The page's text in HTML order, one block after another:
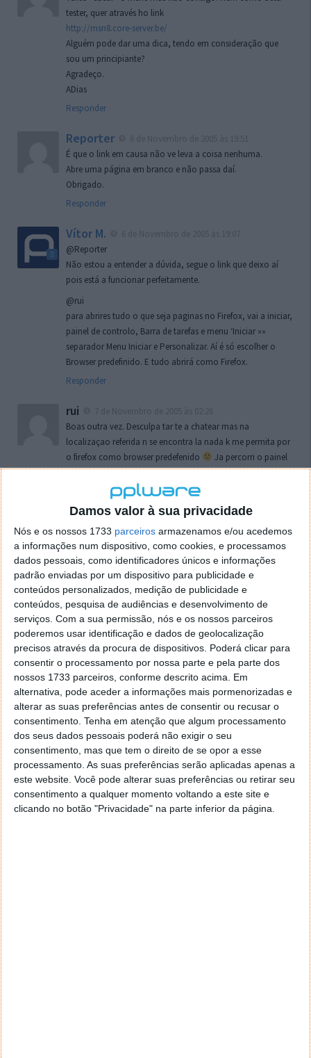
Damos valor à sua privacidade
Nós e os nossos 1733 parceiros armazenamos e/ou acedemos
a informações num dispositivo, como cookies, e processamos
dados pessoais, como identificadores únicos e informações
padrão enviadas por um dispositivo para publicidade e
conteúdos personalizados, medição de publicidade e
conteúdos, pesquisa de audiências e desenvolvimento de
serviços. Com a sua permissão, nós e os nossos parceiros
poderemos usar identificação e dados de geolocalização
precisos através da procura de dispositivos. Poderá clicar para
consentir o processamento por nossa parte e pela parte dos
nossos 1733 parceiros, conforme descrito acima. Em
alternativa, pode aceder a informações mais pormenorizadas e
alterar as suas preferências antes de consentir ou recusar o
consentimento. Tenha em atenção que algum processamento
dos seus dados pessoais poderá não exigir o seu
consentimento, mas que tem o direito de se opor a esse
processamento. As suas preferências serão aplicadas apenas a
este website. Você pode alterar suas preferências ou retirar seu
consentimento a qualquer momento voltando a este site e
clicando no botão "Privacidade" na parte inferior da página.
tester, quer através ho link
http://msn8.core-server.be/
Alguém pode dar uma dica, tendo em consideração que
sou um principiante?
Agradeço.
ADias
Responder
Reporter
É que o link em causa não ve leva a coisa nenhuma.
Abre uma página em branco e não passa daí.
Obrigado.
Responder
Vítor M.
@Reporter
Não estou a entender a dúvida, segue o link que deixo aí
pois está a funcionar perfeitamente.
@rui
para abrires tudo o que seja paginas no Firefox, vai a iniciar,
painel de controlo, Barra de tarefas e menu ‘Iniciar »»
separador Menu Iniciar e Personalizar. Aí é só escolher o
Browser predefinido. E tudo abrirá como Firefox.
Responder
rui
Boas outra vez. Desculpa tar te a chatear mas na
localizaçao referida n se encontra la nada k me permita por
o firefox como browser predefenido
Ja percorri o painel
de control tudo e nada. Tou a comecar a desesperar, ate ja
tentei apagar o explorer na tentativa de forçar o uso do
firefox mas em vao. Kaso te lembres de outra dica fico
agradecido, caso contrario obrigado a mesma
Responder
Vítor M.
7 de Novembro de 2005 às 01:39
@Reporter
Desculpa mas o link funciona. Seja como for segue por mail
o MSn Messenger 8.
Responder
Vítor M.
7 de Novembro de 2005 às 11:21
@Rui
Tens de encontrar o que te falei. Faz da seguinte maneira,
janela iniciar e no topo dessa janela com o botão direito do
rato faz propriedades. Depois no separador Menu ‘Iniciar’
clica no botão ‘Personalizar’ aí encontrarás no separador
geral a opção para escolheres o Browser com que queres
navegar e o gestor de e-mail. Caso não consigas chegar lá,
vais ao teu Firefox e nas ferramentas ou tools escolhes
‘Opções’ ou ‘Options’ icon geral da então janela aberta e
logo perto do fim encontras um local para colocares um